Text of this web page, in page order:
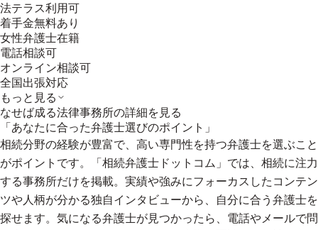
法テラス利用可
着手金無料あり
女性弁護士在籍
電話相談可
オンライン相談可
全国出張対応
もっと見る
なせば成る法律事務所の詳細を見る
「あなたに合った弁護士選びのポイント」
相続分野の経験が豊富で、高い専門性を持つ弁護士を選ぶこと
がポイントです。「相続弁護士ドットコム」では、相続に注力
する事務所だけを掲載。実績や強みにフォーカスしたコンテン
ツや人柄が分かる独自インタビューから、自分に合う弁護士を
探せます。気になる弁護士が見つかったら、電話やメールで問